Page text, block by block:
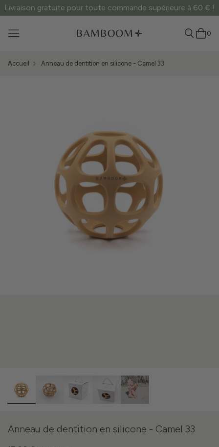
Livraison gratuite pour toute commande supérieure à 60 € !
0
Accueil Anneau de dentition en silicone - Camel 33
Anneau de dentition en silicone - Camel 33